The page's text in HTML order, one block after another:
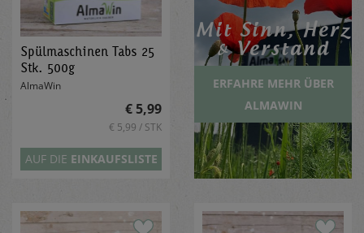
Spülmaschinen Tabs 25
Stk. 500g
AlmaWin
€ 5,99
€ 5,99 / STK
AUF DIE EINKAUFSLISTE
Mit Sinn, Herz
& Ver­stand
ERFAHRE MEHR ÜBER
ALMAWIN